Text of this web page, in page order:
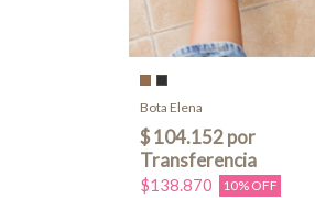
Bota Elena
$138.870 10% OFF